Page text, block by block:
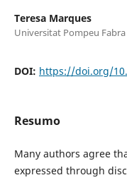
Teresa Marques
Universitat Pompeu Fabra
DOI: https://doi.org/
Resumo
Many authors agree
expressed through